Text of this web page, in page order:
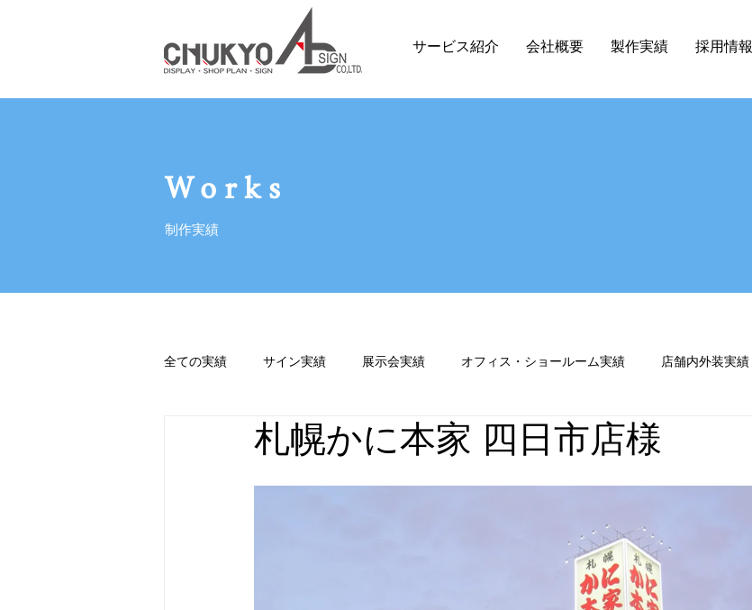
サービス紹介 会社概要 製作実績 採用情報
制作実績
Works
全ての実績 サイン実績 展示会実績 オフィス・ショールーム実績 店舗内外装実績
店舗什器・家具 実績 屋外広告媒体実績 回想法施設実績 パース集
札幌かに本家 四日市店様